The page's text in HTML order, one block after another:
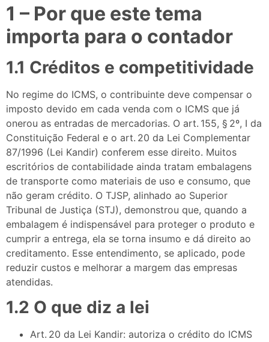
1 – Por que este tema
importa para o contador
1.1 Créditos e competitividade
No regime do ICMS, o contribuinte deve compensar o
imposto devido em cada venda com o ICMS que já
onerou as entradas de mercadorias. O art. 155, § 2º, I da
Constituição Federal e o art. 20 da Lei Complementar
87/1996 (Lei Kandir) conferem esse direito. Muitos
escritórios de contabilidade ainda tratam embalagens
de transporte como materiais de uso e consumo, que
não geram crédito. O TJSP, alinhado ao Superior
Tribunal de Justiça (STJ), demonstrou que, quando a
embalagem é indispensável para proteger o produto e
cumprir a entrega, ela se torna insumo e dá direito ao
creditamento. Esse entendimento, se aplicado, pode
reduzir custos e melhorar a margem das empresas
atendidas.
1.2 O que diz a lei
Art. 20 da Lei Kandir: autoriza o crédito do ICMS